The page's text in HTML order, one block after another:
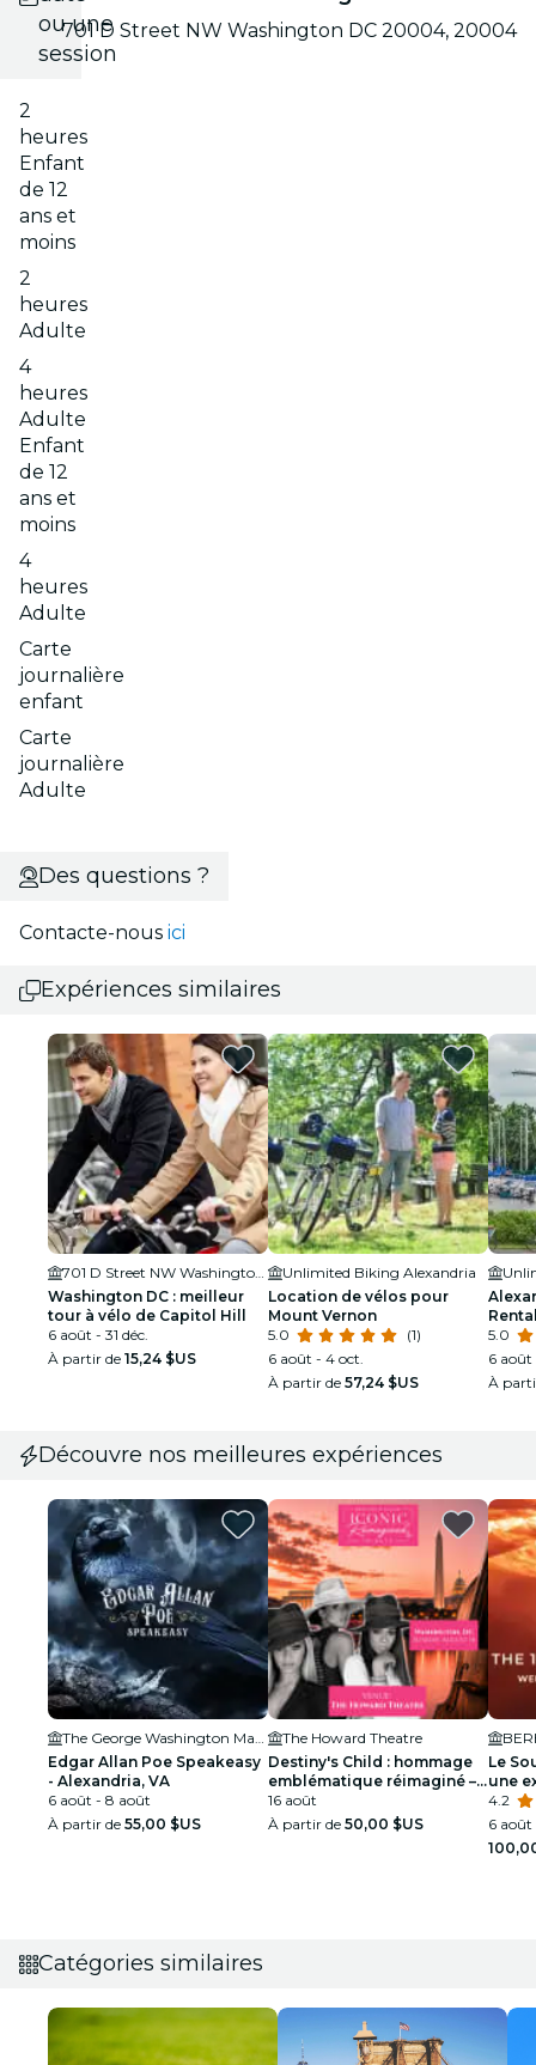
ou une
session
2
heures
Enfant
de 12
ans et
moins
2
heures
Adulte
4
heures
Adulte
Enfant
de 12
ans et
moins
4
heures
Adulte
Carte
journalière
enfant
Carte
journalière
Adulte
701 D Street NW Washington DC 20004, 20004
Des questions ?
Contacte-nous ici
Expériences similaires
701 D Street NW Washington DC 20004
Washington DC : meilleur
tour à vélo de Capitol Hill
6 août - 31 déc.
À partir de 15,24 $US
Unlimited Biking Alexandria
Location de vélos pour
Mount Vernon
5.0
(1)
6 août - 4 oct.
À partir de 57,24 $US
5.0
6 août
À
Découvre nos meilleures expériences
The George Washington Masonic National Memorial
Edgar Allan Poe Speakeasy
- Alexandria, VA
6 août - 8 août
À partir de 55,00 $US
The Howard Theatre
Destiny's Child : hommage
emblématique réimaginé –
Washington DC
16 août
À partir de 50,00 $US
Le
une
4.2
6 août
Catégories similaires